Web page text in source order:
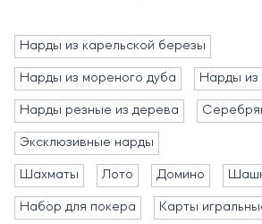
Нарды из карельской березы
Нарды из мореного дуба Нарды из
Нарды резные из дерева
Эксклюзивные нарды
Шахматы Лото Домино
Набор для покера Карты